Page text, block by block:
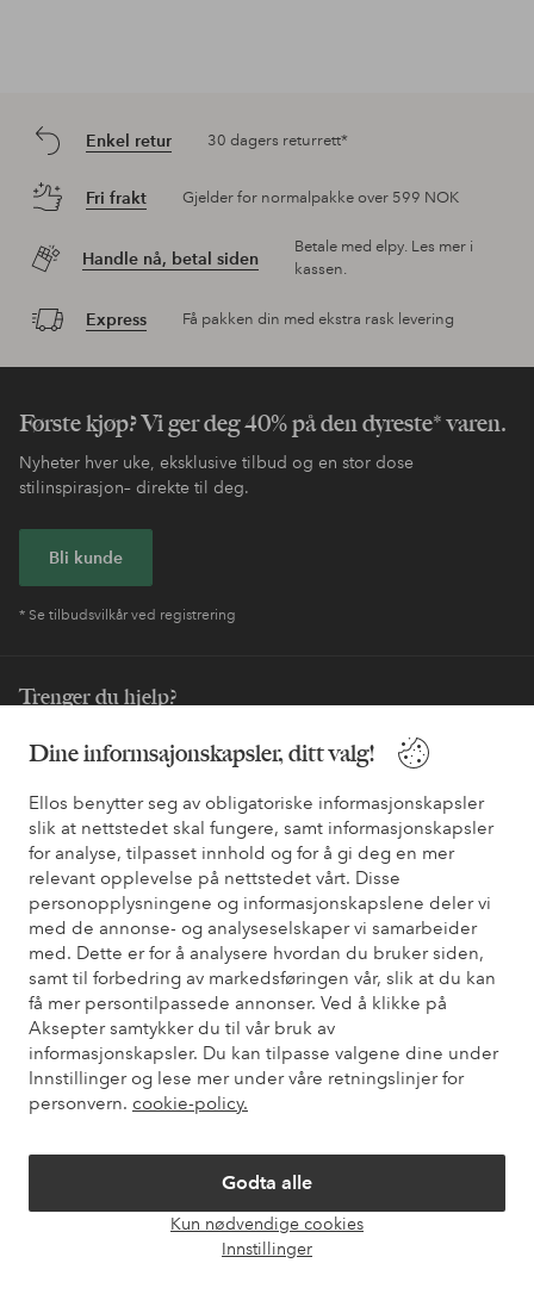
Dine informsajonskapsler, ditt valg!
Ellos benytter seg av obligatoriske informasjonskapsler
slik at nettstedet skal fungere, samt informasjonskapsler
for analyse, tilpasset innhold og for å gi deg en mer
relevant opplevelse på nettstedet vårt. Disse
personopplysningene og informasjonskapslene deler vi
med de annonse- og analyseselskaper vi samarbeider
med. Dette er for å analysere hvordan du bruker siden,
samt til forbedring av markedsføringen vår, slik at du kan
få mer persontilpassede annonser. Ved å klikke på
Aksepter samtykker du til vår bruk av
informasjonskapsler. Du kan tilpasse valgene dine under
Innstillinger og lese mer under våre retningslinjer for
personvern. cookie-policy.
Godta alle
Kun nødvendige cookies
Innstillinger
Enkel retur 30 dagers returrett*
Fri frakt Gjelder for normalpakke over 599 NOK
Handle nå, betal siden
Betale med elpy. Les mer i
kassen.
Express Få pakken din med ekstra rask levering
Første kjøp? Vi ger deg 40% på den dyreste* varen.
Nyheter hver uke, eksklusive tilbud og en stor dose
stilinspirasjon– direkte til deg.
Bli kunde
* Se tilbudsvilkår ved registrering
Trenger du hjelp?
Du finner svar på de vanligste spørsmålene i vår FAQ. Du finner
også informasjon om hvordan du kan kontakte oss.
Kundeservice Bestilling Betalingsmåte
Mine sider
Om Ellos
Våre tjenester